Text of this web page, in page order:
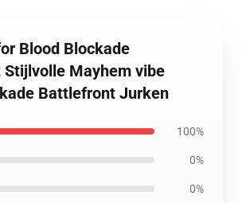
Blood Blockade
Mayhem vibe
Battlefront Jurken
100%
0%
0%